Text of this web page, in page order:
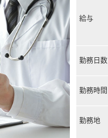
給与
勤務日数
勤務時間
勤務地